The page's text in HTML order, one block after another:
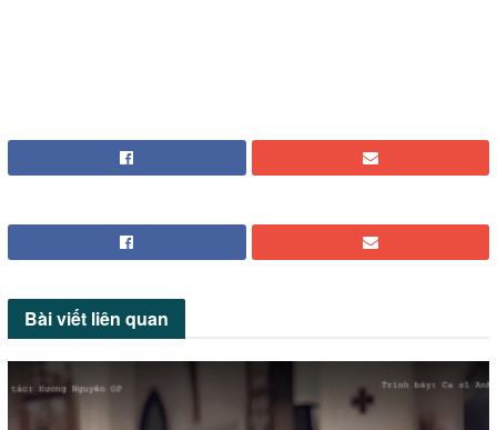
Bài viết liên quan